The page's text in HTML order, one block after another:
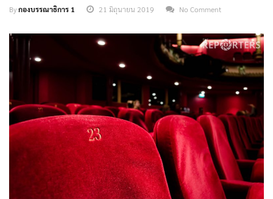
Byกองบรรณาธิการ 1 21 มิถุนายน 2019 No Comment